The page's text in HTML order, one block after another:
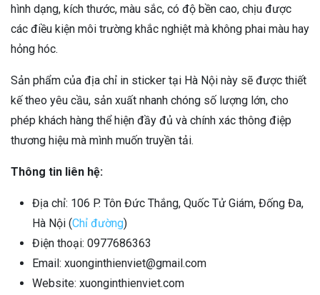
hình dạng, kích thước, màu sắc, có độ bền cao, chịu được
các điều kiện môi trường khắc nghiệt mà không phai màu hay
hỏng hóc.
Sản phẩm của địa chỉ in sticker tại Hà Nội này sẽ được thiết
kế theo yêu cầu, sản xuất nhanh chóng số lượng lớn, cho
phép khách hàng thể hiện đầy đủ và chính xác thông điệp
thương hiệu mà mình muốn truyền tải.
Thông tin liên hệ:
Địa chỉ: 106 P. Tôn Đức Thắng, Quốc Tử Giám, Đống Đa,
Hà Nội (Chỉ đường)
Điện thoại: 0977686363
Email: xuonginthienviet@gmail.com
Website: xuonginthienviet.com